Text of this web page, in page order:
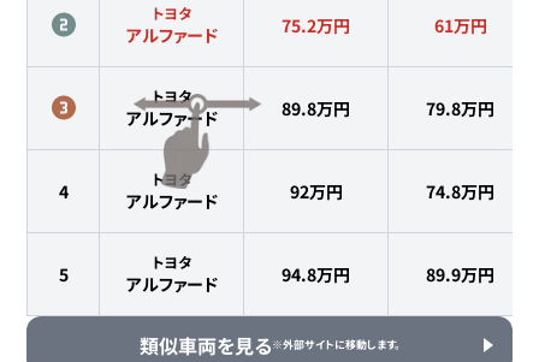
トヨタ
アルファード 75.2万円 61万円
トヨタ
アルファード 89.8万円 79.8万円
4
トヨタ
アルファード 92万円 74.8万円
5
トヨタ
アルファード 94.8万円 89.9万円
類似車両を見る※外部サイトに移動します。